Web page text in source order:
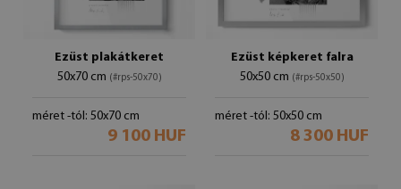
Ezüst plakátkeret
50x70 cm (#rps-50x70)
méret -tól: 50x70 cm
9 100 HUF
Ezüst képkeret falra
50x50 cm (#rps-50x50)
méret -tól: 50x50 cm
8 300 HUF